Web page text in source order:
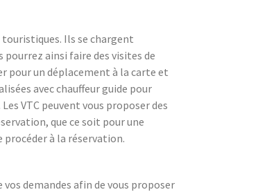
Ils se chargent
ainsi faire des visites de
pour un déplacement à la carte et
avec chauffeur guide pour
VTC peuvent vous proposer des
que ce soit pour une
à la réservation.
demandes afin de vous proposer